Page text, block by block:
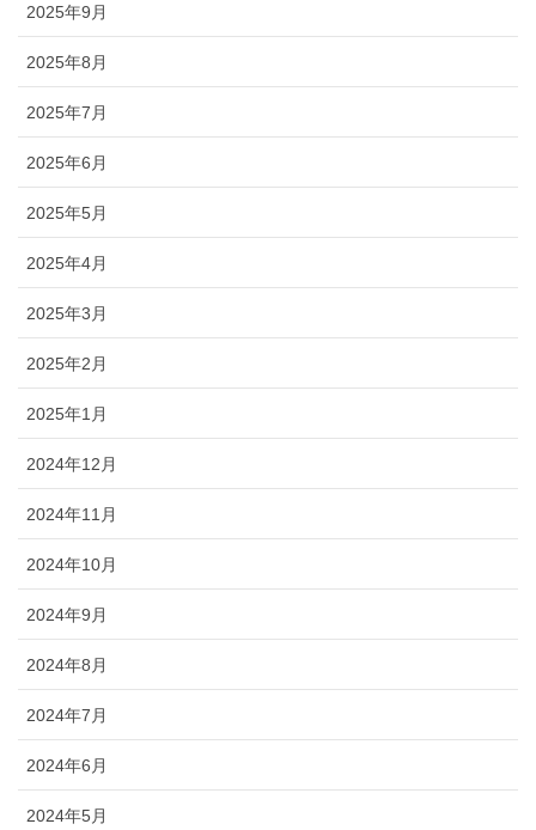
2025年9月
2025年8月
2025年7月
2025年6月
2025年5月
2025年4月
2025年3月
2025年2月
2025年1月
2024年12月
2024年11月
2024年10月
2024年9月
2024年8月
2024年7月
2024年6月
2024年5月